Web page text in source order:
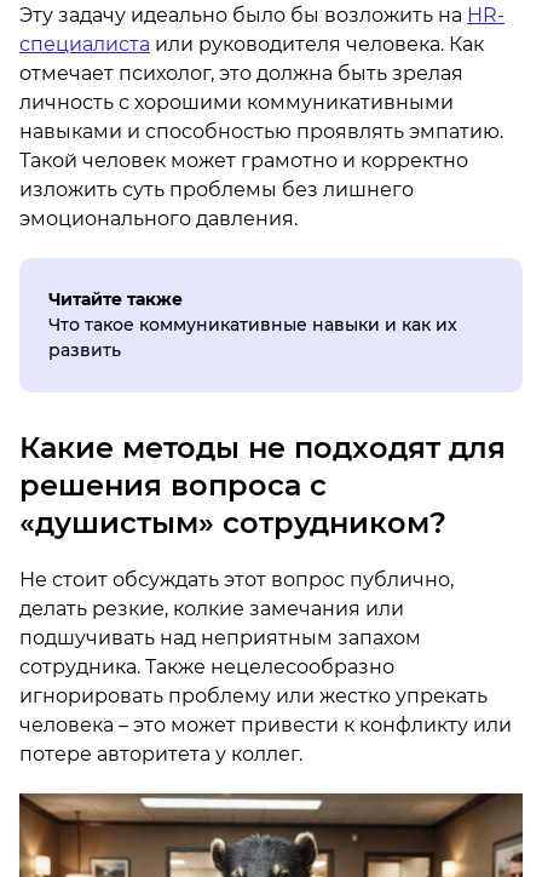
Эту задачу идеально было бы возложить на HR-
специалиста или руководителя человека. Как
отмечает психолог, это должна быть зрелая
личность с хорошими коммуникативными
навыками и способностью проявлять эмпатию.
Такой человек может грамотно и корректно
изложить суть проблемы без лишнего
эмоционального давления.
Читайте также
Что такое коммуникативные навыки и как их
развить
Какие методы не подходят для
решения вопроса с
«душистым» сотрудником?
Не стоит обсуждать этот вопрос публично,
делать резкие, колкие замечания или
подшучивать над неприятным запахом
сотрудника. Также нецелесообразно
игнорировать проблему или жестко упрекать
человека – это может привести к конфликту или
потере авторитета у коллег.